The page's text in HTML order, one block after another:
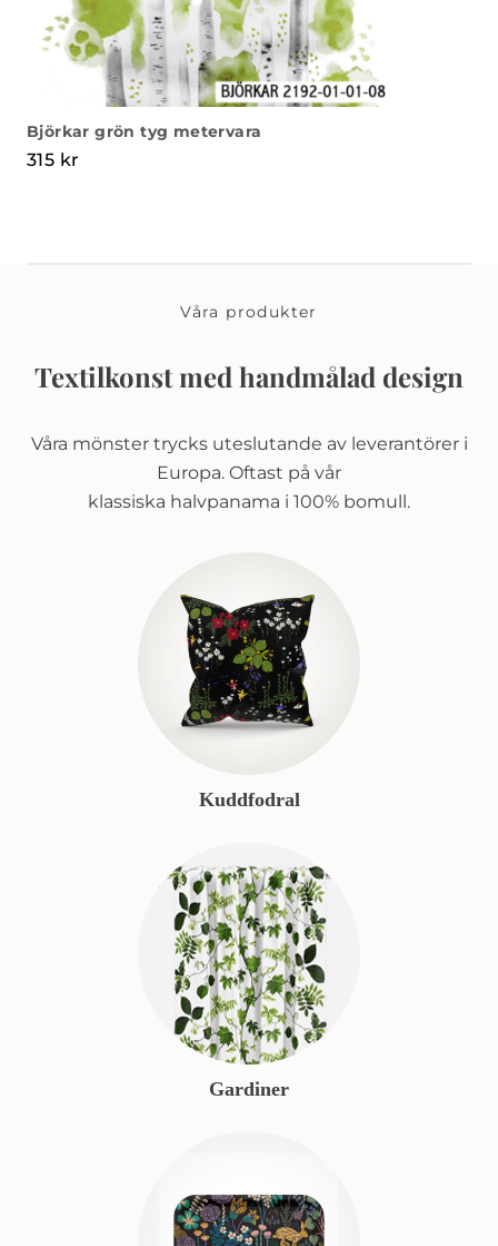
Björkar grön tyg metervara
315 kr
Våra produkter
Textilkonst med handmålad design
Våra mönster trycks uteslutande av leverantörer i
Europa. Oftast på vår
klassiska halvpanama i 100% bomull.
Kuddfodral
Gardiner